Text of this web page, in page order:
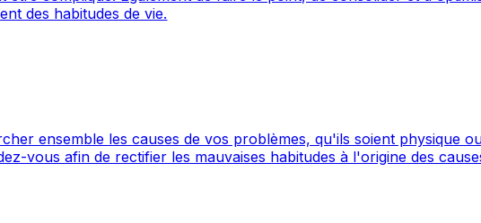
des habitudes de vie.
ensemble les causes de vos problèmes, qu'ils soient physique
vous afin de rectifier les mauvaises habitudes à l'origine des